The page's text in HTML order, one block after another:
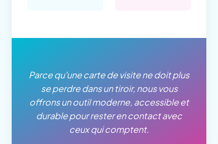
Parce qu'une carte de visite ne doit plus
se perdre dans un tiroir, nous vous
offrons un outil moderne, accessible et
durable pour rester en contact avec
ceux qui comptent.